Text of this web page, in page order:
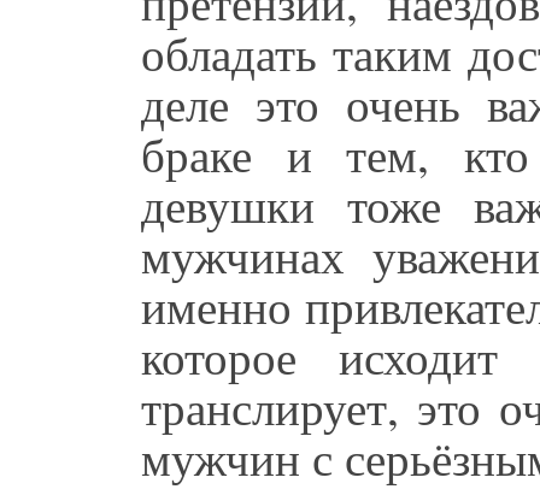
обладать таким
деле это очень
браке и тем,
девушки тоже
мужчинах
именно
которое
транслирует, это
мужчин с